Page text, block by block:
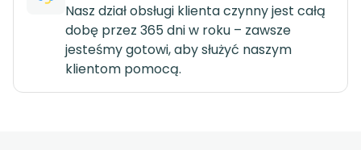
Nasz dział obsługi klienta czynny jest całą
dobę przez 365 dni w roku – zawsze
jesteśmy gotowi, aby służyć naszym
klientom pomocą.